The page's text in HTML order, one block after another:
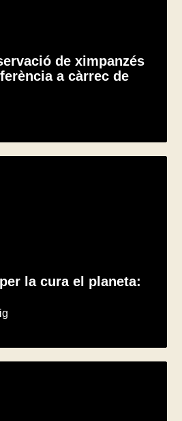
de ximpanzés
a càrrec de
la cura el planeta: